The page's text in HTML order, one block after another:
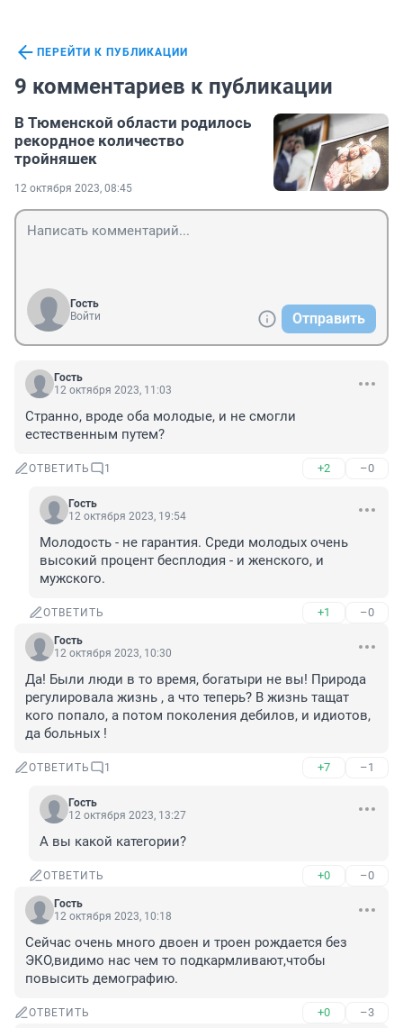
ПЕРЕЙТИ К ПУБЛИКАЦИИ
9 комментариев к публикации
В Тюменской области родилось
рекордное количество
тройняшек
12 октября 2023, 08:45
Гость
Войти
Отправить
Гость
12 октября 2023, 11:03
Странно, вроде оба молодые, и не смогли
естественным путем?
ОТВЕТИТЬ 1 +2 –0
Гость
12 октября 2023, 19:54
Молодость - не гарантия. Среди молодых очень
высокий процент бесплодия - и женского, и
мужского.
ОТВЕТИТЬ +1 –0
Гость
12 октября 2023, 10:30
Да! Были люди в то время, богатыри не вы! Природа
регулировала жизнь , а что теперь? В жизнь тащат
кого попало, а потом поколения дебилов, и идиотов,
да больных !
ОТВЕТИТЬ 1 +7 –1
Гость
12 октября 2023, 13:27
А вы какой категории?
ОТВЕТИТЬ +0 –0
Гость
12 октября 2023, 10:18
Сейчас очень много двоен и троен рождается без
ЭКО,видимо нас чем то подкармливают,чтобы
повысить демографию.
ОТВЕТИТЬ +0 –3